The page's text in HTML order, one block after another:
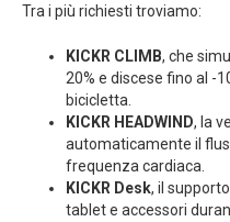
Tra i più richiesti troviamo:
KICKR CLIMB, che
20% e discese fino al -
bicicletta.
KICKR HEADWIND, la
automaticamente il
frequenza cardiaca.
KICKR Desk, il
tablet e accessori